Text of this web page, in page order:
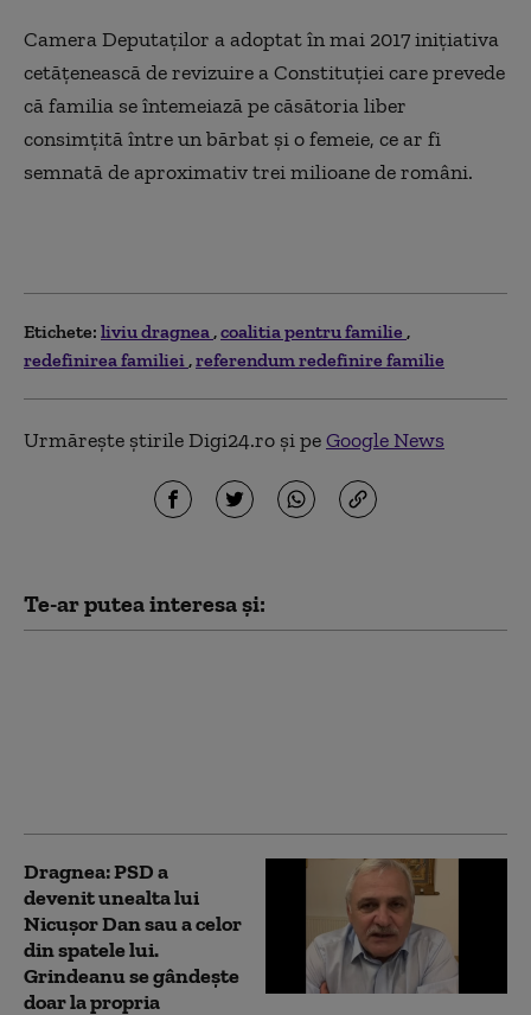
Camera Deputaţilor a adoptat în mai 2017 iniţiativa
cetăţenească de revizuire a Constituţiei care prevede
că familia se întemeiază pe căsătoria liber
consimţită între un bărbat şi o femeie, ce ar fi
semnată de aproximativ trei milioane de români.
Etichete: liviu dragnea coalitia pentru familie
redefinirea familiei referendum redefinire familie
Urmărește știrile Digi24.ro și peGoogle News
Te-ar putea interesa și:
Dragnea: PSD a
devenit unealta lui
Nicuşor Dan sau a celor
din spatele lui.
Grindeanu se gândește
doar la propria